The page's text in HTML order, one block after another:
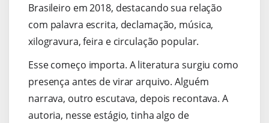
Brasileiro em 2018, destacando sua relação
com palavra escrita, declamação, música,
xilogravura, feira e circulação popular.
Esse começo importa. A literatura surgiu como
presença antes de virar arquivo. Alguém
narrava, outro escutava, depois recontava. A
autoria, nesse estágio, tinha algo de